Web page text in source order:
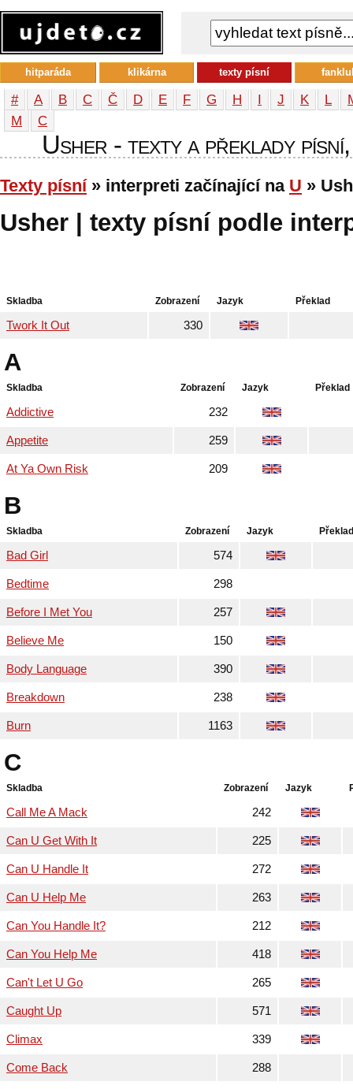
# A B C Č D E F G H I J K L
М
С
Usher - texty a překlady
Texty písní» interpreti začínající na U »
Usher | texty písní podle
Skladba Zobrazení Jazyk Překlad
Twork It Out 330
A
Skladba Zobrazení Jazyk Překlad
Addictive 232
Appetite 259
At Ya Own Risk 209
B
Skladba Zobrazení Jazyk Překlad
Bad Girl 574
Bedtime 298
Before I Met You 257
Believe Me 150
Body Language 390
Breakdown 238
Burn 1163
C
Skladba Zobrazení Jazyk
Call Me A Mack 242
Can U Get With It 225
Can U Handle It 272
Can U Help Me 263
Can You Handle It? 212
Can You Help Me 418
Can't Let U Go 265
Caught Up 571
Climax 339
Come Back 288
hitparáda klikárna texty písní